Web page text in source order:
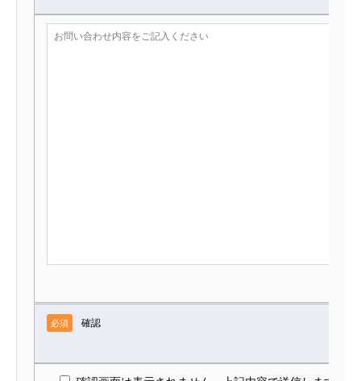
必須 確認